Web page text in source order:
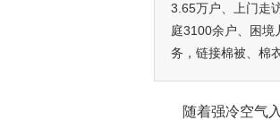
3.65万户、上门走
庭3100余户、困境
务，链接棉被、棉
随着强冷空气